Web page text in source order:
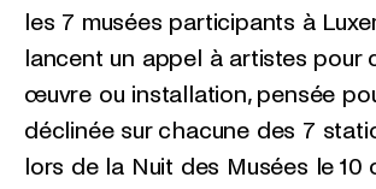
les 7 musées participants à
lancent un appel à artistes pour
œuvre ou installation, pensée
déclinée sur chacune des 7
lors de la Nuit des Musées le 10